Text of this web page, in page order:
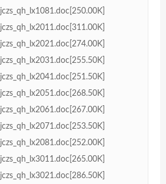
jczs_qh_lx1081.doc[250.00K]
jczs_qh_lx2011.doc[311.00K]
jczs_qh_lx2021.doc[274.00K]
jczs_qh_lx2031.doc[255.50K]
jczs_qh_lx2041.doc[251.50K]
jczs_qh_lx2051.doc[268.50K]
jczs_qh_lx2061.doc[267.00K]
jczs_qh_lx2071.doc[253.50K]
jczs_qh_lx2081.doc[252.00K]
jczs_qh_lx3011.doc[265.00K]
jczs_qh_lx3021.doc[286.50K]